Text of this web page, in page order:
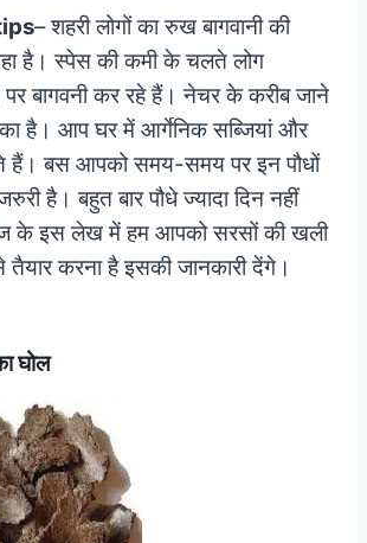
– शहरी लोगों का रुख बागवानी की
है। स्पेस की कमी के चलते लोग
बागवनी कर रहे हैं। नेचर के करीब जाने
है। आप घर में आर्गेनिक सब्जियां और
हैं। बस आपको समय-समय पर इन पौधों
है। बहुत बार पौधे ज्यादा दिन नहीं
के इस लेख में हम आपको सरसों की खली
करना है इसकी जानकारी देंगे।
घोल